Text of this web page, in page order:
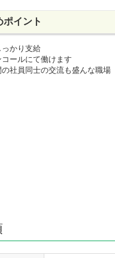
ポイント
っかり支給
コールにて働けます
の社員同士の交流も盛んな職場